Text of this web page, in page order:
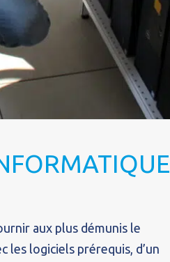
aux plus démunis le
les logiciels prérequis, d’un